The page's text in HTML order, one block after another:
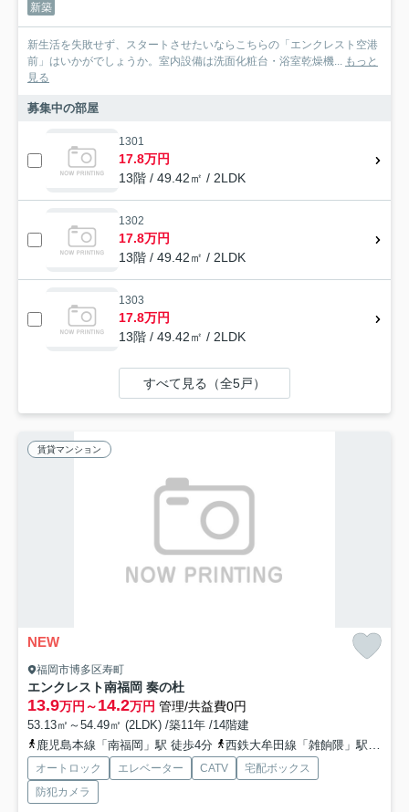
新築
新生活を失敗せず、スタートさせたいならこちらの「エンクレスト空港
前」はいかがでしょうか。室内設備は洗面化粧台・浴室乾燥機... もっと
見る
募集中の部屋
1301
17.8万円
13階 / 49.42㎡ / 2LDK
1302
17.8万円
13階 / 49.42㎡ / 2LDK
1303
17.8万円
13階 / 49.42㎡ / 2LDK
すべて見る（全5戸）
賃貸マンション
NEW
福岡市博多区寿町
エンクレスト南福岡 奏の杜
13.9万円～14.2万円 管理/共益費0円
53.13㎡～54.49㎡ (2LDK) /築11年 /14階建
鹿児島本線「南福岡」駅 徒歩4分
西鉄大牟田線「雑餉隈」駅 徒歩5分
オートロック エレベーター CATV
宅配ボックス
防犯カメラ